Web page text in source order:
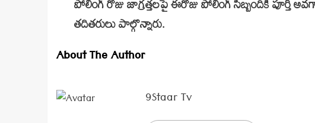
పోలింగ్ రోజు జాగ్రత్తలపై ఈరోజు పోలింగ్ సిబ్బందికి పూర్తి
తదితరులు పాల్గొన్నారు.
About The Author
9Staar Tv